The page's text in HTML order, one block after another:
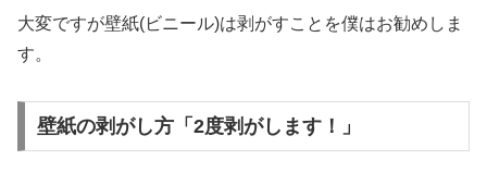
大変ですが壁紙(ビニール)は剥がすことを僕はお勧めしま
す。
壁紙の剥がし方「2度剥がします！」